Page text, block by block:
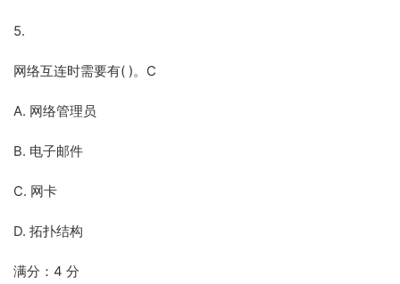
5.
网络互连时需要有( )。C
A. 网络管理员
B. 电子邮件
C. 网卡
D. 拓扑结构
满分：4 分